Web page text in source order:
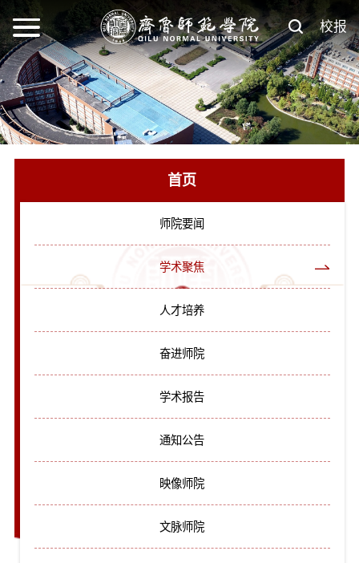
校报
首页
师院要闻
学术聚焦
人才培养
奋进师院
学术报告
通知公告
映像师院
文脉师院